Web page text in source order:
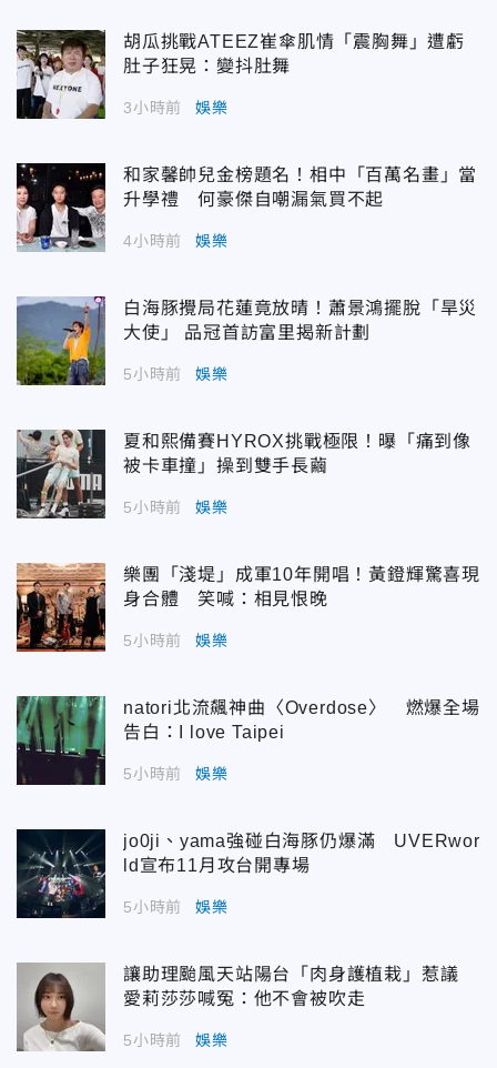
胡瓜挑戰ATEEZ崔傘肌情「震胸舞」遭虧
肚子狂晃：變抖肚舞
3小時前 娛樂
和家馨帥兒金榜題名！相中「百萬名畫」當
升學禮 何豪傑自嘲漏氣買不起
4小時前 娛樂
白海豚攪局花蓮竟放晴！蕭景鴻擺脫「旱災
大使」 品冠首訪富里揭新計劃
5小時前 娛樂
夏和熙備賽HYROX挑戰極限！曝「痛到像
被卡車撞」操到雙手長繭
5小時前 娛樂
樂團「淺堤」成軍10年開唱！黃鐙輝驚喜現
身合體 笑喊：相見恨晚
5小時前 娛樂
natori北流飆神曲〈Overdose〉 燃爆全場
告白：I love Taipei
5小時前 娛樂
jo0ji、yama強碰白海豚仍爆滿 UVERwor
ld宣布11月攻台開專場
5小時前 娛樂
讓助理颱風天站陽台「肉身護植栽」惹議
愛莉莎莎喊冤：他不會被吹走
5小時前 娛樂